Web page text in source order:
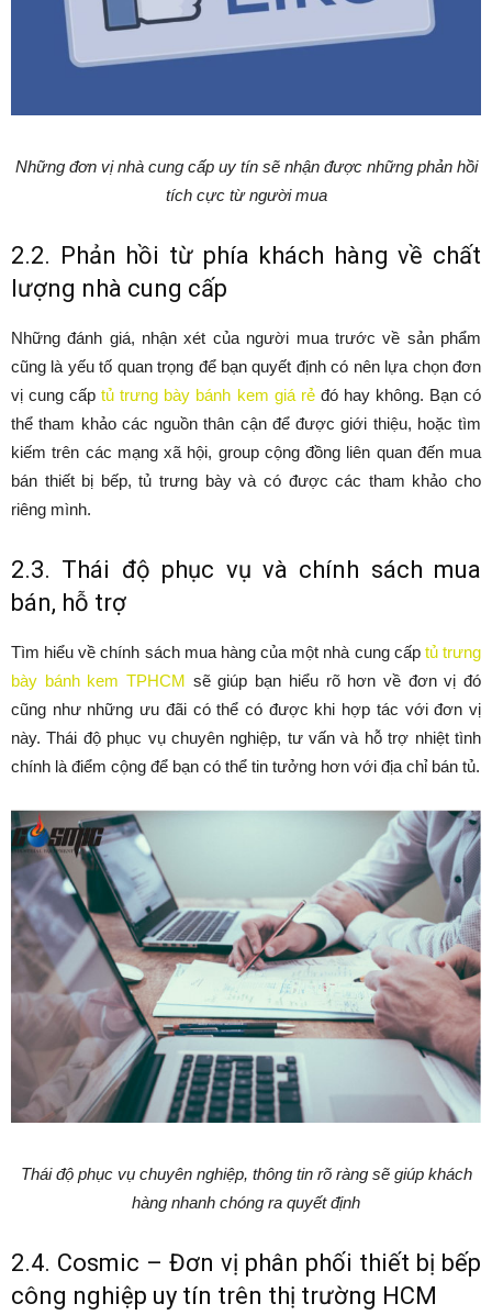
Những đơn vị nhà cung cấp uy tín sẽ nhận được những phản hồi
tích cực từ người mua
2.2. Phản hồi từ phía khách hàng về chất
lượng nhà cung cấp
Những đánh giá, nhận xét của người mua trước về sản phẩm
cũng là yếu tố quan trọng để bạn quyết định có nên lựa chọn đơn
vị cung cấptủ trưng bày bánh kem giá rẻđó hay không. Bạn có
thể tham khảo các nguồn thân cận để được giới thiệu, hoặc tìm
kiếm trên các mạng xã hội, group cộng đồng liên quan đến mua
bán thiết bị bếp, tủ trưng bày và có được các tham khảo cho
riêng mình.
2.3. Thái độ phục vụ và chính sách mua
bán, hỗ trợ
Tìm hiểu về chính sách mua hàng của một nhà cung cấp tủ trưng
bày bánh kem TPHCM sẽ giúp bạn hiểu rõ hơn về đơn vị đó
cũng như những ưu đãi có thể có được khi hợp tác với đơn vị
này. Thái độ phục vụ chuyên nghiệp, tư vấn và hỗ trợ nhiệt tình
chính là điểm cộng để bạn có thể tin tưởng hơn với địa chỉ bán tủ.
Thái độ phục vụ chuyên nghiệp, thông tin rõ ràng sẽ giúp khách
hàng nhanh chóng ra quyết định
2.4. Cosmic – Đơn vị phân phối thiết bị bếp
công nghiệp uy tín trên thị trường HCM